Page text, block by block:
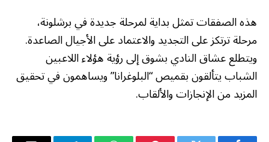
هذه الصفقات تمثل بداية لمرحلة جديدة في برشلونة،
مرحلة ترتكز على التجديد والاعتماد على الأجيال الصاعدة.
ويتطلع عشاق النادي بشوق إلى رؤية هؤلاء اللاعبين
الشباب يتألقون بقميص “البلوغرانا” ويساهمون في تحقيق
المزيد من الإنجازات والألقاب.